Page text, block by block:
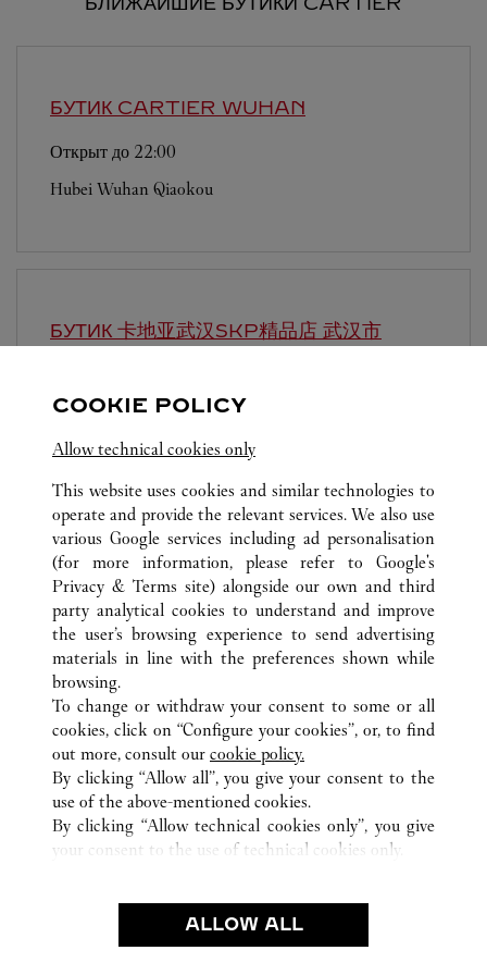
БУТИК CARTIER WUHAN
Открыт до 22:00
Hubei Wuhan Qiaokou
БУТИК 卡地亚武汉SKP精品店 武汉市
湖北省 武汉市 武昌区
ВСЕ ТОЧКИ ПРОДАЖ CARTIER КИТАЙ
HUBEI
WUHAN
NO.690 JIEFANG ROAD
CUSTOMER CARE
CONTACT US
OUR COMPANY
CAREERS
FIND A BOUTIQUE
PRIVACY POLICY
COOKIE POLICY
Allow technical cookies only
This website uses cookies and similar technologies to
operate and provide the relevant services. We also use
various Google services including ad personalisation
(for more information, please refer to Google's
Privacy & Terms site) alongside our own and third
party analytical cookies to understand and improve
the user’s browsing experience to send advertising
materials in line with the preferences shown while
browsing.
To change or withdraw your consent to some or all
cookies, click on “Configure your cookies”, or, to find
out more, consult our cookie policy.
By clicking “Allow all”, you give your consent to the
use of the above-mentioned cookies.
By clicking “Allow technical cookies only”, you give
your consent to the use of technical cookies only.
ALLOW ALL